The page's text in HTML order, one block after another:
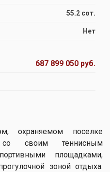
55.2 сот.
Нет
687 899 050 руб.
охраняемом поселке
со своим теннисным
площадками,
зоной отдыха.